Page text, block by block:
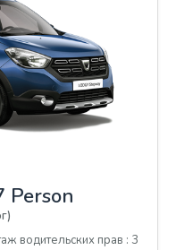
Person
водительских прав : 3